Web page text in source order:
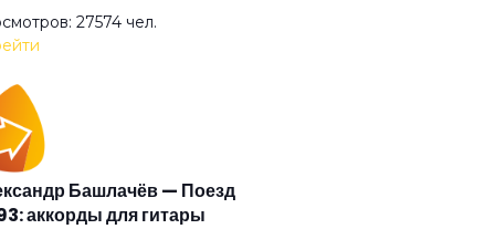
пудель
гость
ванной комнате
27574 чел.
Башлачёв — Поезд
аккорды для гитары